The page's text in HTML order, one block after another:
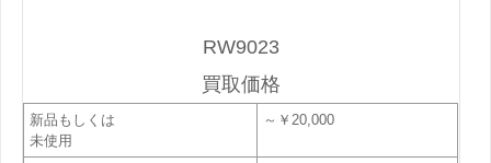
RW9023
買取価格
新品もしくは
未使用
～￥20,000